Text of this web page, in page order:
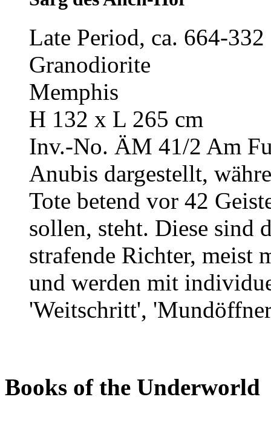
Late Period, ca. 664-
Granodiorite
Memphis
H 132 x L 265 cm
Inv.-No. ÄM 41/2 Am
Anubis dargestellt,
Tote betend vor 42
sollen, steht. Diese sind
strafende Richter, meist
und werden mit
'Weitschritt',
Books of the Underworld